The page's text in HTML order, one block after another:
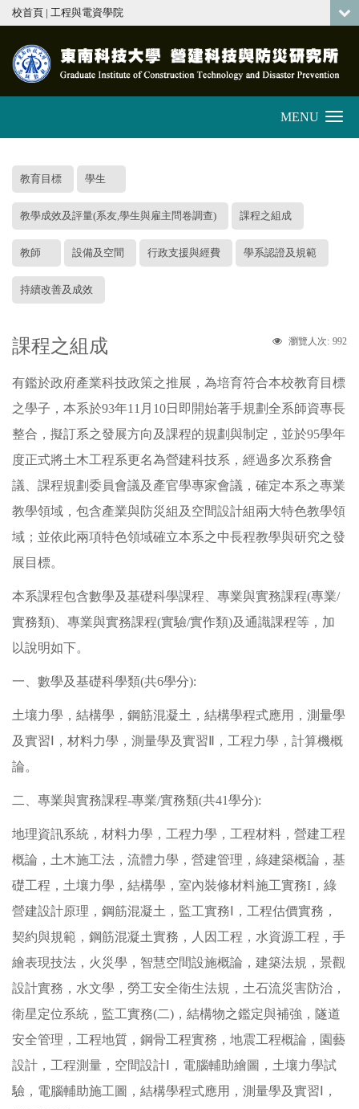
校首頁 | 工程與電資學院
navigation
MENU
教育目標 學生
教學成效及評量(系友,學生與雇主問卷調查) 課程之組成
教師 設備及空間 行政支援與經費 學系認證及規範
持續改善及成效
瀏覽人次: 992
課程之組成
有鑑於政府產業科技政策之推展，為培育符合本校教育目標
之學子，本系於93年11月10日即開始著手規劃全系師資專長
整合，擬訂系之發展方向及課程的規劃與制定，並於95學年
度正式將土木工程系更名為營建科技系，經過多次系務會
議、課程規劃委員會議及產官學專家會議，確定本系之專業
教學領域，包含產業與防災組及空間設計組兩大特色教學領
域；並依此兩項特色領域確立本系之中長程教學與研究之發
展目標。
本系課程包含數學及基礎科學課程、專業與實務課程(專業/
實務類)、專業與實務課程(實驗/實作類)及通識課程等，加
以說明如下。
一、數學及基礎科學類(共6學分):
土壤力學，結構學，鋼筋混凝土，結構學程式應用，測量學
及實習Ⅰ，材料力學，測量學及實習Ⅱ，工程力學，計算機概
論。
二、專業與實務課程-專業/實務類(共41學分):
地理資訊系統，材料力學，工程力學，工程材料，營建工程
概論，土木施工法，流體力學，營建管理，綠建築概論，基
礎工程，土壤力學，結構學，室內裝修材料施工實務I，綠
營建設計原理，鋼筋混凝土，監工實務Ⅰ，工程估價實務，
契約與規範，鋼筋混凝土實務，人因工程，水資源工程，手
繪表現技法，火災學，智慧空間設施概論，建築法規，景觀
設計實務，水文學，勞工安全衛生法規，土石流災害防治，
衛星定位系統，監工實務(二)，結構物之鑑定與補強，隧道
安全管理，工程地質，鋼骨工程實務，地震工程概論，園藝
設計，工程測量，空間設計Ⅰ，電腦輔助繪圖，土壤力學試
驗，電腦輔助施工圖，結構學程式應用，測量學及實習Ⅰ，